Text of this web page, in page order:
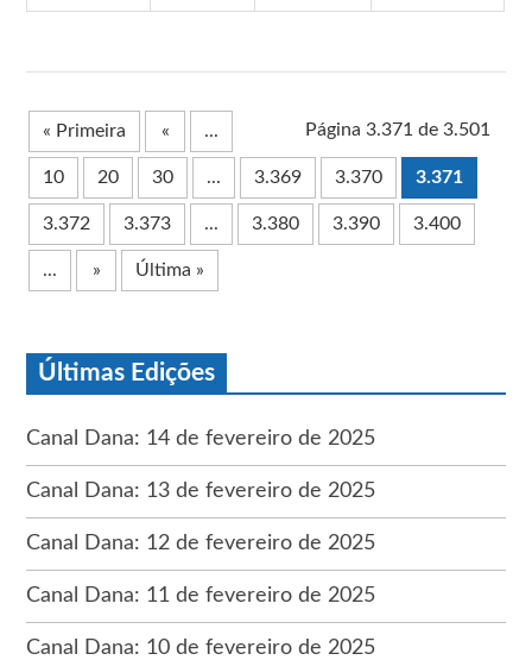
Página 3.371 de 3.501
« Primeira « ...
10 20 30 ... 3.369 3.370 3.371
3.372 3.373 ... 3.380 3.390 3.400
... » Última »
Últimas Edições
Canal Dana: 14 de fevereiro de 2025
Canal Dana: 13 de fevereiro de 2025
Canal Dana: 12 de fevereiro de 2025
Canal Dana: 11 de fevereiro de 2025
Canal Dana: 10 de fevereiro de 2025